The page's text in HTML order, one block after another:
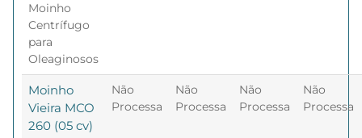
Moinho
Centrífugo
para
Oleaginosos
Moinho
Vieira MCO
260 (05 cv)
Não
Processa
Não
Processa
Não
Processa
Não
Processa